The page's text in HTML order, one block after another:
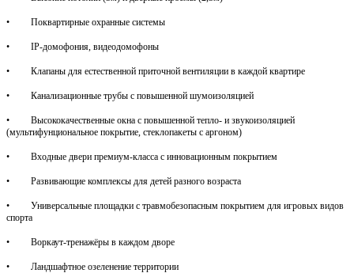
• Поквартирные охранные системы
• IP-домофония, видеодомофоны
• Клапаны для естественной приточной вентиляции в каждой квартире
• Канализационные трубы с повышенной шумоизоляцией
• Высококачественные окна с повышенной тепло- и звукоизоляцией
(мультифунциональное покрытие, стеклопакеты с аргоном)
• Входные двери премиум-класса с инновационным покрытием
• Развивающие комплексы для детей разного возраста
• Универсальные площадки с травмобезопасным покрытием для игровых видов
спорта
• Воркаут-тренажёры в каждом дворе
• Ландшафтное озеленение территории